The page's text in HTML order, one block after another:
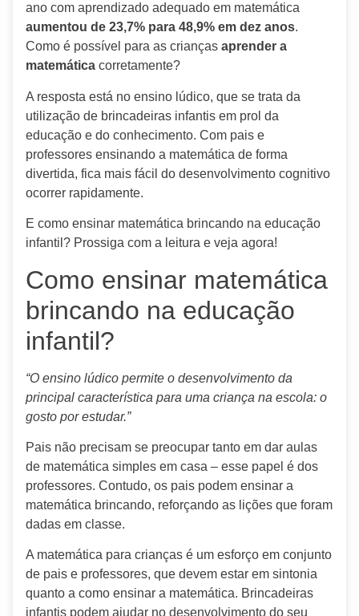
ano com aprendizado adequado em matemática
aumentou de 23,7% para 48,9% em dez anos.
Como é possível para as crianças aprender a
matemática corretamente?
A resposta está no ensino lúdico, que se trata da
utilização de brincadeiras infantis em prol da
educação e do conhecimento. Com pais e
professores ensinando a matemática de forma
divertida, fica mais fácil do desenvolvimento cognitivo
ocorrer rapidamente.
E como ensinar matemática brincando na educação
infantil? Prossiga com a leitura e veja agora!
Como ensinar matemática
brincando na educação
infantil?
“O ensino lúdico permite o desenvolvimento da
principal característica para uma criança na escola: o
gosto por estudar.”
Pais não precisam se preocupar tanto em dar aulas
de matemática simples em casa – esse papel é dos
professores. Contudo, os pais podem ensinar a
matemática brincando, reforçando as lições que foram
dadas em classe.
A matemática para crianças é um esforço em conjunto
de pais e professores, que devem estar em sintonia
quanto a como ensinar a matemática. Brincadeiras
infantis podem ajudar no desenvolvimento do seu